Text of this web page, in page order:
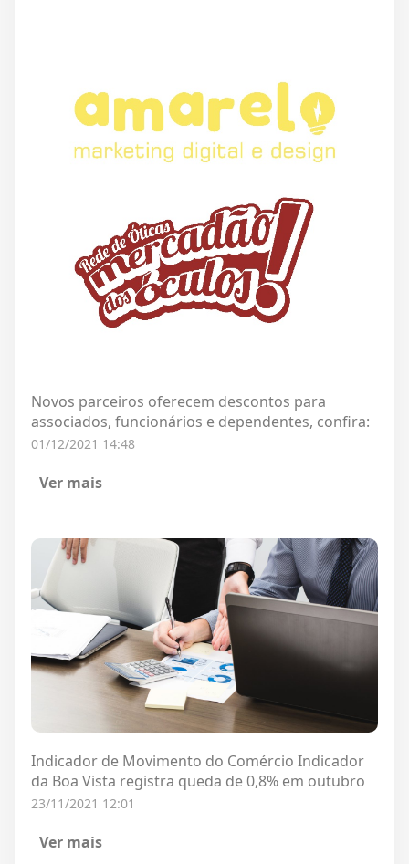
Novos parceiros oferecem descontos para
associados, funcionários e dependentes, confira:
01/12/2021 14:48
Ver mais
Indicador de Movimento do Comércio Indicador
da Boa Vista registra queda de 0,8% em outubro
23/11/2021 12:01
Ver mais